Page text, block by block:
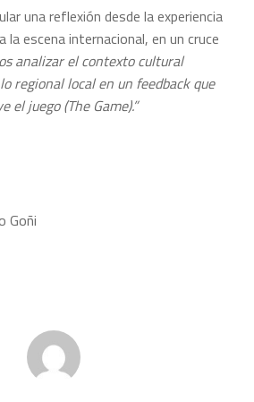
una reflexión desde la experiencia
la escena internacional, en un cruce
analizar el contexto cultural
regional local en un feedback que
juego (The Game).”
Goñi